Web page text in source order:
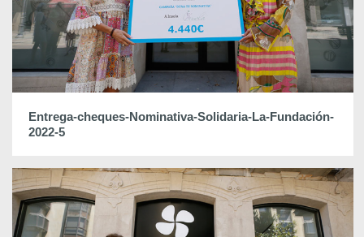
Entrega-cheques-Nominativa-Solidaria-La-Fundación-
2022-5